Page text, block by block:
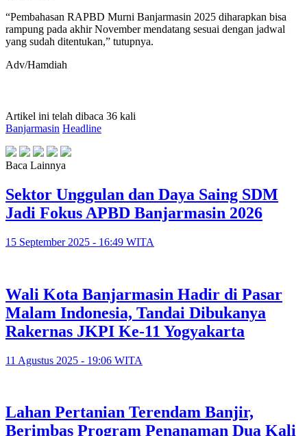
“Pembahasan RAPBD Murni Banjarmasin 2025 diharapkan bisa
rampung pada akhir November mendatang sesuai dengan jadwal
yang sudah ditentukan,” tutupnya.
Adv/Hamdiah
Artikel ini telah dibaca 36 kali
Banjarmasin Headline
Baca Lainnya
Sektor Unggulan dan Daya Saing SDM
Jadi Fokus APBD Banjarmasin 2026
15 September 2025 - 16:49 WITA
Wali Kota Banjarmasin Hadir di Pasar
Malam Indonesia, Tandai Dibukanya
Rakernas JKPI Ke-11 Yogyakarta
11 Agustus 2025 - 19:06 WITA
Lahan Pertanian Terendam Banjir,
Berimbas Program Penanaman Dua Kali